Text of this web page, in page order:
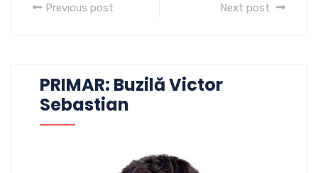
Previous post Next post
PRIMAR: Buzilă Victor
Sebastian